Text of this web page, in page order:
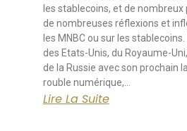
les stablecoins, et de nombreux
de nombreuses réflexions et
les MNBC ou sur les
des Etats-Unis, du Royaume-
de la Russie avec son prochain
rouble numérique,…
Lire La Suite